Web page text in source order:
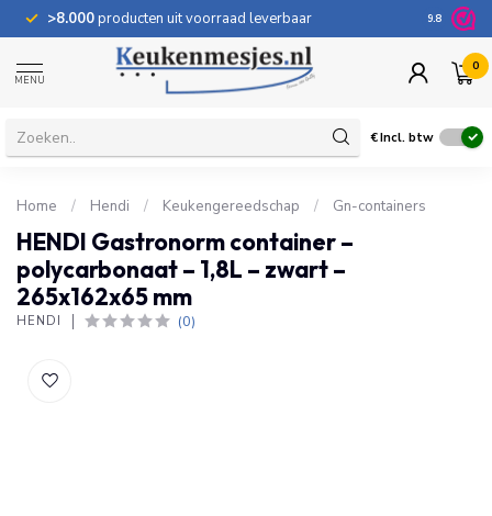
>8.000producten uit voorraad leverbaar 100
9.8
MENU
0
€Incl. btw
Home / Hendi / Keukengereedschap / Gn-containers
HENDI Gastronorm container –
polycarbonaat – 1,8L – zwart –
265x162x65 mm
HENDI (0)